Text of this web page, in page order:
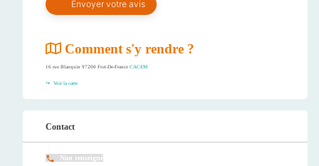
Comment s'y rendre ?
16 rue Blanquin 97200 Fort-De-France CACEM
Voir la carte
Contact
Non renseigné